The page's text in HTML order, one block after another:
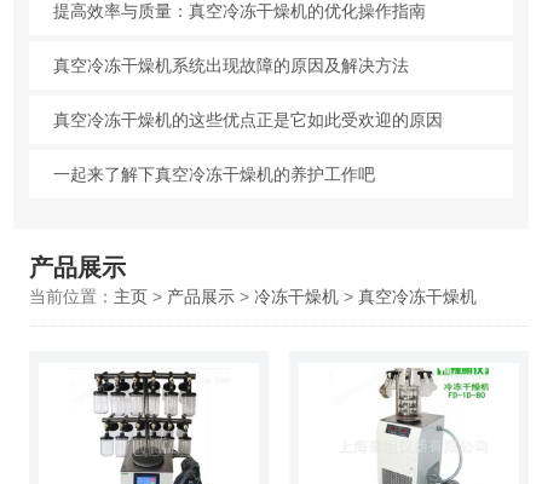
提高效率与质量：真空冷冻干燥机的优化操作指南
真空冷冻干燥机系统出现故障的原因及解决方法
真空冷冻干燥机的这些优点正是它如此受欢迎的原因
一起来了解下真空冷冻干燥机的养护工作吧
产品展示
当前位置： 主页> 产品展示> 冷冻干燥机> 真空冷冻干燥机